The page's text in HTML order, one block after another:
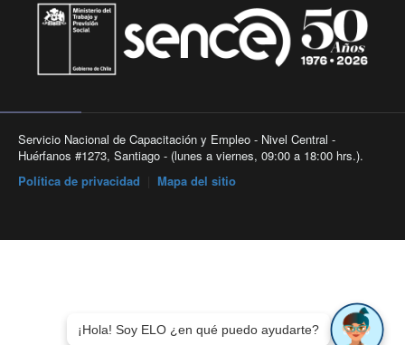
Servicio Nacional de Capacitación y Empleo - Nivel Central -
Huérfanos #1273, Santiago - (lunes a viernes, 09:00 a 18:00 hrs.).
Política de privacidad
Mapa del sitio
¡Hola! Soy ELO ¿en qué puedo ayudarte?